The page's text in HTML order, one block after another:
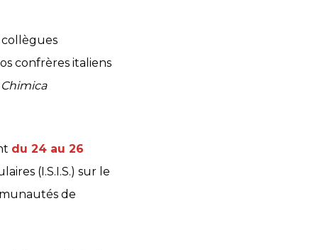
collègues
confrères italiens
du 24 au 26
(I.S.I.S.) sur le
de